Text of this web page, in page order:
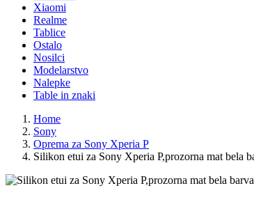
Xiaomi
Realme
Tablice
Ostalo
Nosilci
Modelarstvo
Nalepke
Table in znaki
Home
Sony
Oprema za Sony Xperia P
Silikon etui za Sony Xperia P,prozorna mat bela